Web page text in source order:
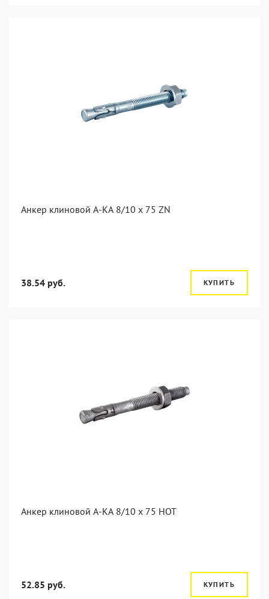
Анкер клиновой А-КА 8/10 x 75 ZN
38.54 руб. КУПИТЬ
Анкер клиновой А-КА 8/10 x 75 HOT
52.85 руб. КУПИТЬ